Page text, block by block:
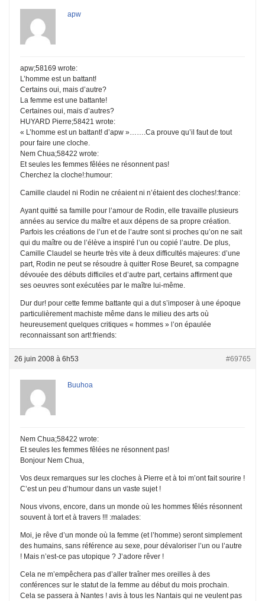
apw
apw;58169 wrote:
L’homme est un battant!
Certains oui, mais d’autre?
La femme est une battante!
Certaines oui, mais d’autres?
HUYARD Pierre;58421 wrote:
« L’homme est un battant! d’apw »…….Ca prouve qu’il faut de tout
pour faire une cloche.
Nem Chua;58422 wrote:
Et seules les femmes fêlées ne résonnent pas!
Cherchez la cloche!:humour:
Camille claudel ni Rodin ne créaient ni n’étaient des cloches!:france:
Ayant quitté sa famille pour l’amour de Rodin, elle travaille plusieurs
années au service du maître et aux dépens de sa propre création.
Parfois les créations de l’un et de l’autre sont si proches qu’on ne sait
qui du maître ou de l’élève a inspiré l’un ou copié l’autre. De plus,
Camille Claudel se heurte très vite à deux difficultés majeures: d’une
part, Rodin ne peut se résoudre à quitter Rose Beuret, sa compagne
dévouée des débuts difficiles et d’autre part, certains affirment que
ses oeuvres sont exécutées par le maître lui-même.
Dur dur! pour cette femme battante qui a dut s’imposer à une époque
particulièrement machiste même dans le milieu des arts où
heureusement quelques critiques « hommes » l’on épaulée
reconnaissant son art!:friends:
26 juin 2008 à 6h53 #69765
Buuhoa
Nem Chua;58422 wrote:
Et seules les femmes fêlées ne résonnent pas!
Bonjour Nem Chua,
Vos deux remarques sur les cloches à Pierre et à toi m’ont fait sourire !
C’est un peu d’humour dans un vaste sujet !
Nous vivons, encore, dans un monde où les hommes fêlés résonnent
souvent à tort et à travers !!! :malades:
Moi, je rêve d’un monde où la femme (et l’homme) seront simplement
des humains, sans référence au sexe, pour dévaloriser l’un ou l’autre
! Mais n’est-ce pas utopique ? J’adore rêver !
Cela ne m’empêchera pas d’aller traîner mes oreilles à des
conférences sur le statut de la femme au début du mois prochain.
Cela se passera à Nantes ! avis à tous les Nantais qui ne veulent pas